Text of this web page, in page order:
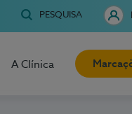
PESQUISA
A Clínica